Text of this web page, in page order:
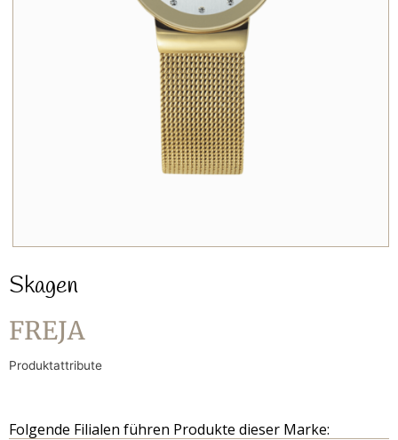
Skagen
FREJA
Produktattribute
Folgende Filialen führen Produkte dieser Marke: